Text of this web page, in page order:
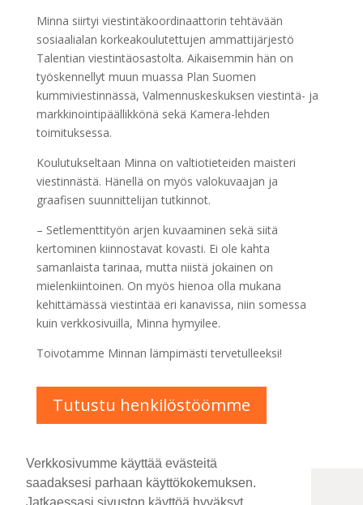
Verkkosivumme käyttää evästeitä
saadaksesi parhaan käyttökokemuksen.
Minna siirtyi viestintäkoordinaattorin tehtävään
sosiaalialan korkeakoulutettujen ammattijärjestö
Talentian viestintäosastolta. Aikaisemmin hän on
työskennellyt muun muassa Plan Suomen
kummiviestinnässä, Valmennuskeskuksen viestintä- ja
markkinointipäällikkönä sekä Kamera-lehden
toimituksessa.
Koulutukseltaan Minna on valtiotieteiden maisteri
viestinnästä. Hänellä on myös valokuvaajan ja
graafisen suunnittelijan tutkinnot.
– Setlementtityön arjen kuvaaminen sekä siitä
kertominen kiinnostavat kovasti. Ei ole kahta
samanlaista tarinaa, mutta niistä jokainen on
mielenkiintoinen. On myös hienoa olla mukana
kehittämässä viestintää eri kanavissa, niin somessa
kuin verkkosivuilla, Minna hymyilee.
Toivotamme Minnan lämpimästi tervetulleeksi!
Tutustu henkilöstöömme